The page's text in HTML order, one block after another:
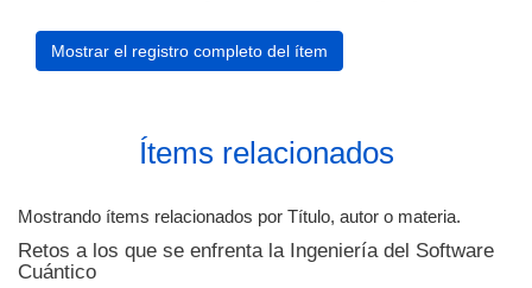
Mostrar el registro completo del ítem
Ítems relacionados
Mostrando ítems relacionados por Título, autor o materia.
Retos a los que se enfrenta la Ingeniería del Software
Cuántico